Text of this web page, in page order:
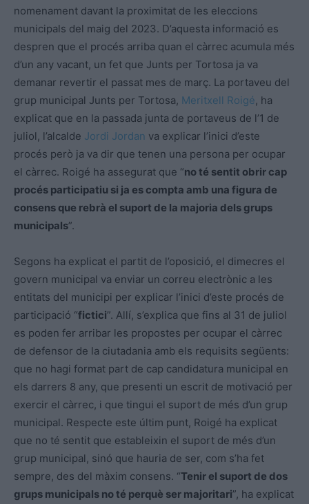
nomenament davant la proximitat de les eleccions
municipals del maig del 2023. D’aquesta informació es
despren que el procés arriba quan el càrrec acumula més
d’un any vacant, un fet que Junts per Tortosa ja va
demanar revertir el passat mes de març. La portaveu del
grup municipal Junts per Tortosa, Meritxell Roigé, ha
explicat que en la passada junta de portaveus de l’1 de
juliol, l’alcalde Jordi Jordan va explicar l’inici d’este
procés però ja va dir que tenen una persona per ocupar
el càrrec. Roigé ha assegurat que “no té sentit obrir cap
procés participatiu si ja es compta amb una figura de
consens que rebrà el suport de la majoria dels grups
municipals”.
Segons ha explicat el partit de l’oposició, el dimecres el
govern municipal va enviar un correu electrònic a les
entitats del municipi per explicar l’inici d’este procés de
participació “fictici”. Allí, s’explica que fins al 31 de juliol
es poden fer arribar les propostes per ocupar el càrrec
de defensor de la ciutadania amb els requisits següents:
que no hagi format part de cap candidatura municipal en
els darrers 8 any, que presenti un escrit de motivació per
exercir el càrrec, i que tingui el suport de més d’un grup
municipal. Respecte este últim punt, Roigé ha explicat
que no té sentit que estableixin el suport de més d’un
grup municipal, sinó que hauria de ser, com s’ha fet
sempre, des del màxim consens. “Tenir el suport de dos
grups municipals no té perquè ser majoritari”, ha explicat